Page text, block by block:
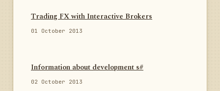
Trading FX with Interactive Brokers
01 October 2013
Information about development s#
02 October 2013